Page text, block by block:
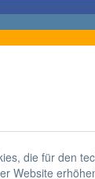
die für den
Website